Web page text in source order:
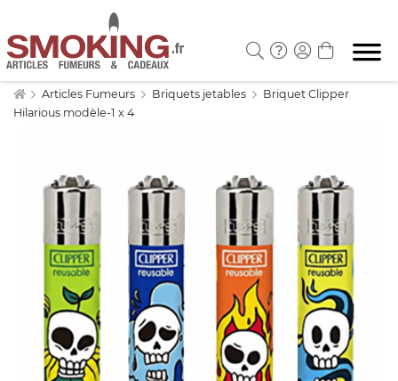
Articles Fumeurs Briquets jetables
Briquet Clipper
Hilarious modèle-1 x 4